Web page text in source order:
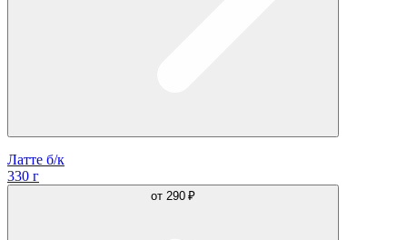
Латте б/к
330 г
от 290 ₽